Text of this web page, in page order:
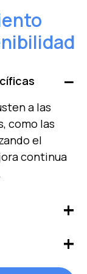
a las
como las
el
continua
tu historial
un